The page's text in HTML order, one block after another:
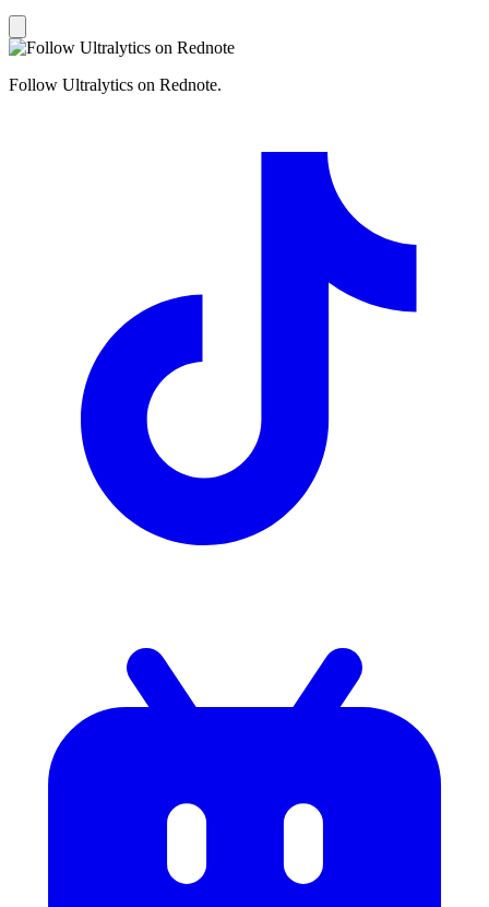
Follow Ultralytics on Rednote.